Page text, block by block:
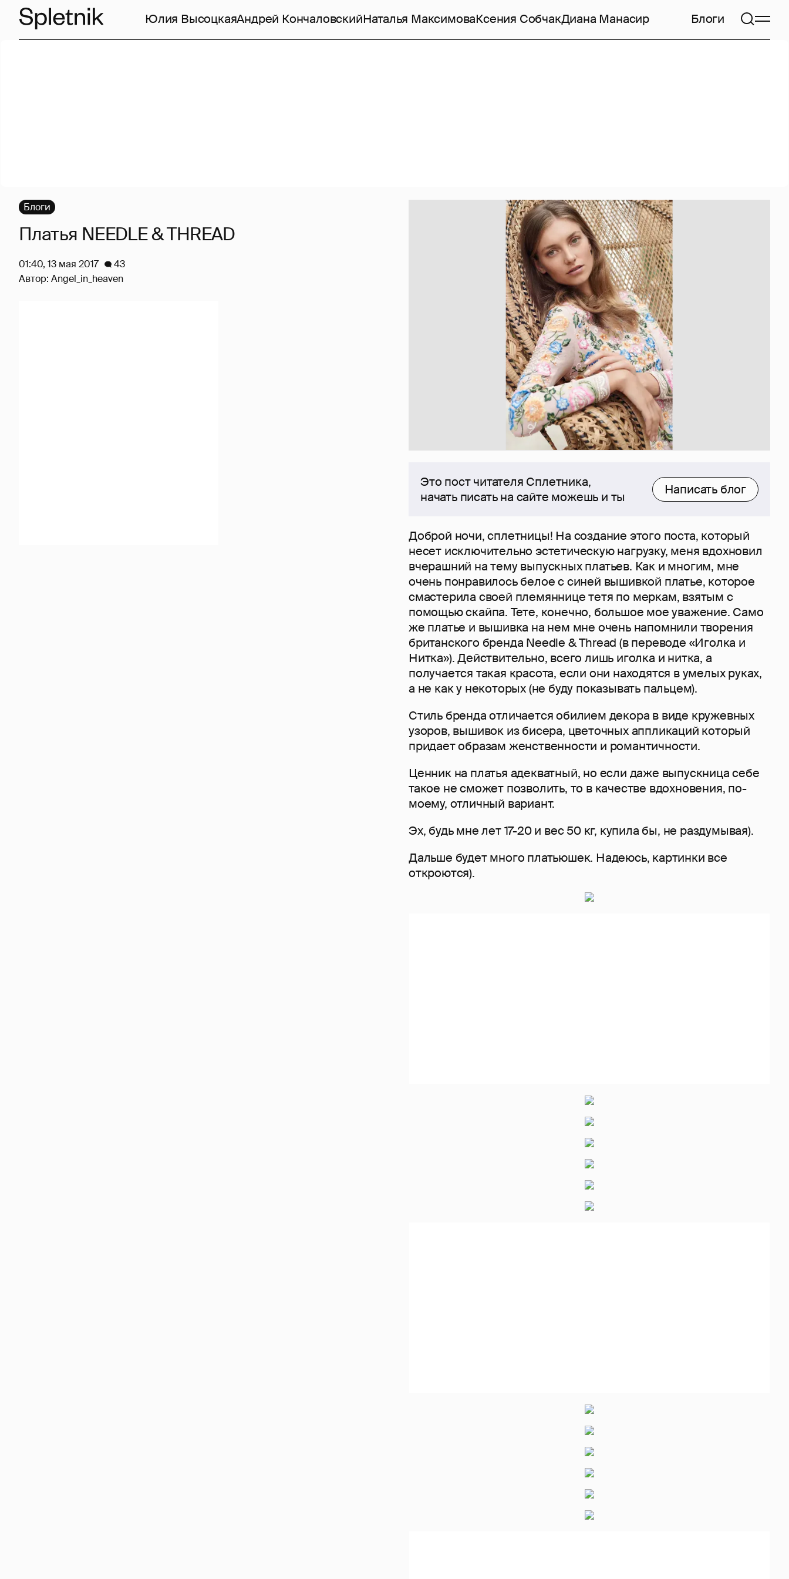
Юлия ВысоцкаяАндрей КончаловскийНаталья МаксимоваКсения СобчакДиана Манасир Блоги
Это пост читателя Сплетника,
начать писать на сайте можешь и ты
Написать блог
Доброй ночи, сплетницы! На создание этого поста, который
несет исключительно эстетическую нагрузку, меня вдохновил
вчерашний на тему выпускных платьев. Как и многим, мне
очень понравилось белое с синей вышивкой платье, которое
смастерила своей племяннице тетя по меркам, взятым с
помощью скайпа. Тете, конечно, большое мое уважение. Само
же платье и вышивка на нем мне очень напомнили творения
британского бренда Needle & Thread (в переводе «Иголка и
Нитка»). Действительно, всего лишь иголка и нитка, а
получается такая красота, если они находятся в умелых руках,
а не как у некоторых (не буду показывать пальцем).
Стиль бренда отличается обилием декора в виде кружевных
узоров, вышивок из бисера, цветочных аппликаций который
придает образам женственности и романтичности.
Ценник на платья адекватный, но если даже выпускница себе
такое не сможет позволить, то в качестве вдохновения, по-
моему, отличный вариант.
Эх, будь мне лет 17-20 и вес 50 кг, купила бы, не раздумывая).
Дальше будет много платьюшек. Надеюсь, картинки все
откроются).
Блоги
Платья NEEDLE & THREAD
01:40, 13 мая 2017
43
Автор: Angel_in_heaven